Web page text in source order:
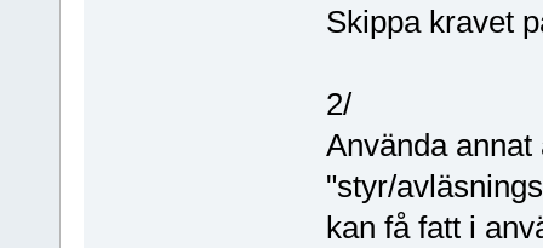
Skippa kravet
2/
Använda
"styr/
kan få fatt i